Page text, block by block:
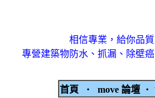
相信專業，給你品質
專營建築物防水、抓漏、除壁
首頁 ‧ move 論壇 ‧